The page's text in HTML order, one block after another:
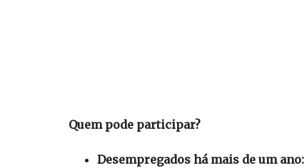
Quem pode participar?
Desempregados há mais de um ano: